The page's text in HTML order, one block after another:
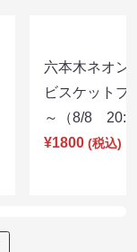
六本木ネオン
ビスケットブ
～（8/8
¥1800 (税込)